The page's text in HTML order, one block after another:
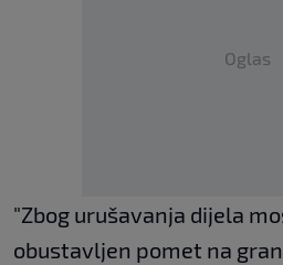
Oglas
"Zbog urušavanja dijela
obustavljen pomet na